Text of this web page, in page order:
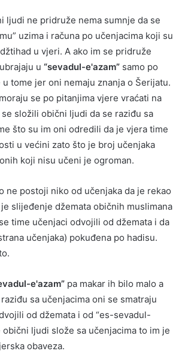
ljudi ne pridruže nema sumnje da se
uzima i računa po učenjacima koji su
u vjeri. A ako im se pridruže
u “sevadul-e'azam” samo po
tome jer oni nemaju znanja o Šerijatu.
se po pitanjima vjere vraćati na
složili obični ljudi da se raziđu sa
što su im oni odredili da je vjera time
u većini zato što je broj učenjaka
koji nisu učeni je ogroman.
ne postoji niko od učenjaka da je rekao
slijeđenje džemata običnih muslimana
time učenjaci odvojili od džemata i da
učenjaka) pokuđena po hadisu.
e'azam” pa makar ih bilo malo a
sa učenjacima oni se smatraju
od džemata i od “es-sevadul-
obični ljudi slože sa učenjacima to im je
obaveza.